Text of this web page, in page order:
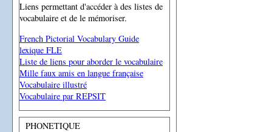
Liens permettant d'accéder à des listes de
vocabulaire et de le mémoriser.
French Pictorial Vocabulary Guide
lexique FLE
Liste de liens pour aborder le vocabulaire
Mille faux amis en langue française
Vocabulaire illustré
Vocabulaire par REPSIT
PHONETIQUE